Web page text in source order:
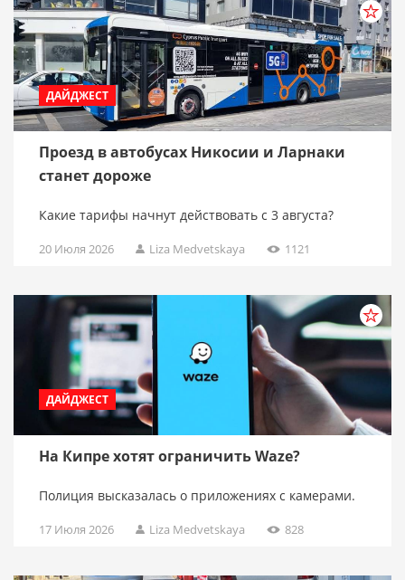
ДАЙДЖЕСТ
Проезд в автобусах Никосии и Ларнаки
станет дороже
Какие тарифы начнут действовать с 3 августа?
20 Июля 2026 Liza Medvetskaya 1121
ДАЙДЖЕСТ
На Кипре хотят ограничить Waze?
Полиция высказалась о приложениях с камерами.
17 Июля 2026 Liza Medvetskaya 828